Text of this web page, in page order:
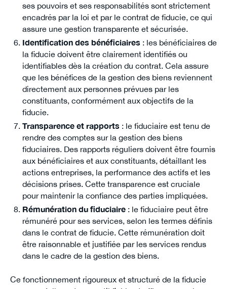
ses pouvoirs et ses responsabilités sont strictement
encadrés par la loi et par le contrat de fiducie, ce qui
assure une gestion transparente et sécurisée.
Identification des bénéficiaires : les bénéficiaires de
la fiducie doivent être clairement identifiés ou
identifiables dès la création du contrat. Cela assure
que les bénéfices de la gestion des biens reviennent
directement aux personnes prévues par les
constituants, conformément aux objectifs de la
fiducie.
Transparence et rapports : le fiduciaire est tenu de
rendre des comptes sur la gestion des biens
fiduciaires. Des rapports réguliers doivent être fournis
aux bénéficiaires et aux constituants, détaillant les
actions entreprises, la performance des actifs et les
décisions prises. Cette transparence est cruciale
pour maintenir la confiance des parties impliquées.
Rémunération du fiduciaire: le fiduciaire peut être
rémunéré pour ses services, selon les termes définis
dans le contrat de fiducie. Cette rémunération doit
être raisonnable et justifiée par les services rendus
dans le cadre de la gestion des biens.
Ce fonctionnement rigoureux et structuré de la fiducie